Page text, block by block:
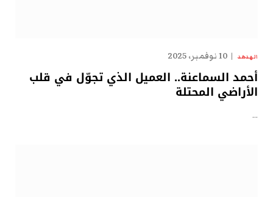
الهدهد 10 نوفمبر، 2025
أحمد السماعنة.. العميل الذي تجوّل في قلب
الأراضي المحتلة
…